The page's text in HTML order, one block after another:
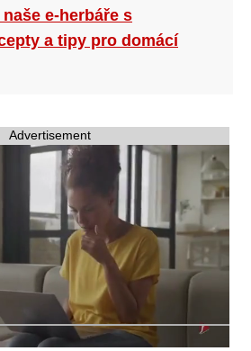
e-herbáře s
a tipy pro domácí
Advertisement